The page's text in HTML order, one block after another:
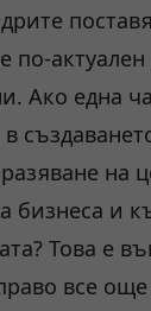
по-актуален
Ако една
на
бизнеса и
Това е
все